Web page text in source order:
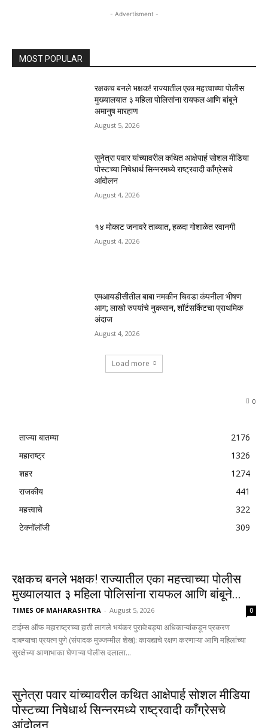
- Advertisment -
MOST POPULAR
रक्षकच बनले भक्षक! राज्यातील एका महत्त्वाच्या पोलीस
मुख्यालयात ३ महिला पोलिसांना रायफल आणि बांबूने
अमानुष मारहाण
August 5, 2026
सुनेत्रा पवार यांच्यावरील कथित आक्षेपार्ह सोशल मीडिया
पोस्टच्या निषेधार्थ सिन्नरमध्ये राष्ट्रवादी काँग्रेसचे
आंदोलन
August 4, 2026
१४ मोकाट जनावरे ताब्यात, हळदा गोशाळेत रवानगी
August 4, 2026
एमआयडीसीतील बाबा नमकीन चिवडा कंपनीला भीषण
आग; लाखो रुपयांचे नुकसान, शॉर्टसर्किटचा प्राथमिक
अंदाज
August 4, 2026
Load more
0
ताज्या बातम्या
2176
महाराष्ट्र
1326
शहर
1274
राजकीय
441
महत्त्वाचे
322
टेक्नॉलॉजी
309
रक्षकच बनले भक्षक! राज्यातील एका महत्त्वाच्या पोलीस
मुख्यालयात ३ महिला पोलिसांना रायफल आणि बांबूने...
TIMES OF MAHARASHTRA - August 5, 2026 0
टाईम्स ऑफ महाराष्ट्रच्या हाती लागले भयंकर पुरावे!बड्या अधिकाऱ्यांकडून प्रकरण
दाबण्याचा प्रयत्न पुणे (संपादक मुज्जम्मील शेख): कायद्याचे रक्षण करणाऱ्या आणि महिलांच्या
सुरक्षेच्या आणाभाका घेणाऱ्या पोलीस दलाला...
सुनेत्रा पवार यांच्यावरील कथित आक्षेपार्ह सोशल मीडिया
पोस्टच्या निषेधार्थ सिन्नरमध्ये राष्ट्रवादी काँग्रेसचे
आंदोलन